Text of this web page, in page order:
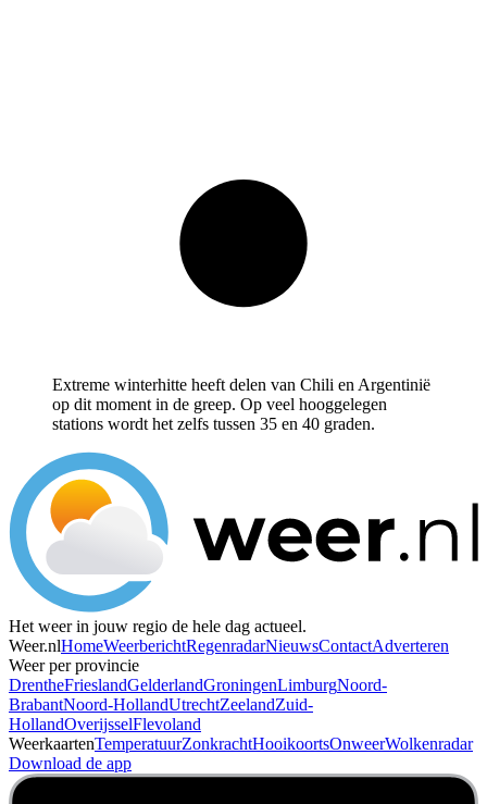
Extreme winterhitte heeft delen van Chili en Argentinië
op dit moment in de greep. Op veel hooggelegen
stations wordt het zelfs tussen 35 en 40 graden.
Het weer in jouw regio de hele dag actueel.
Weer.nlHomeWeerberichtRegenradarNieuwsContactAdverteren
Weer per provincie
DrentheFrieslandGelderlandGroningenLimburgNoord-
BrabantNoord-HollandUtrechtZeelandZuid-
HollandOverijsselFlevoland
WeerkaartenTemperatuurZonkrachtHooikoortsOnweerWolkenradar
Download de app